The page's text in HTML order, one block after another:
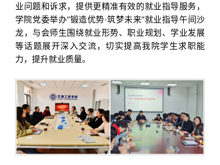
业问题和诉求，提供更精准有效的就业指导服务，
学院党委举办“锻造优势·筑梦未来”就业指导午间沙
龙，与会师生围绕就业形势、职业规划、学业发展
等话题展开深入交流，切实提高我院学生求职能
力，提升就业质量。